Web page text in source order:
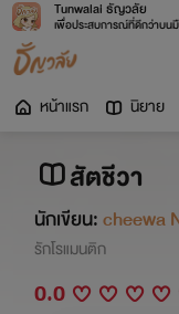
Tunwalai ธัญวลัย
เพื่อประสบการณ์ที่ดีกว่าบน
หน้าแรก นิยาย
สัตชีวา
นักเขียน:cheewa
รักโรแมนติก
0.0